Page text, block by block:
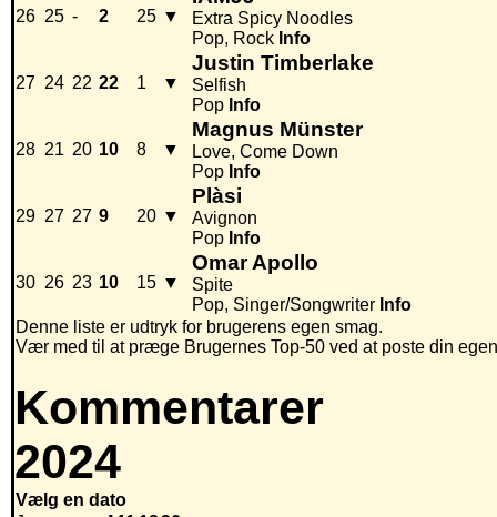
26 25 - 2 25 ▼
Extra Spicy Noodles
Pop, Rock Info
27 24 22 22 1 ▼
Justin Timberlake
Selfish
Pop Info
28 21 20 10 8 ▼
Magnus Münster
Love, Come Down
Pop Info
29 27 27 9 20 ▼
Plàsi
Avignon
Pop Info
30 26 23 10 15 ▼
Omar Apollo
Spite
Pop, Singer/Songwriter Info
Denne liste er udtryk for brugerens egen smag.
Vær med til at præge Brugernes Top-50 ved at poste din
Kommentarer
2024
Vælg en dato